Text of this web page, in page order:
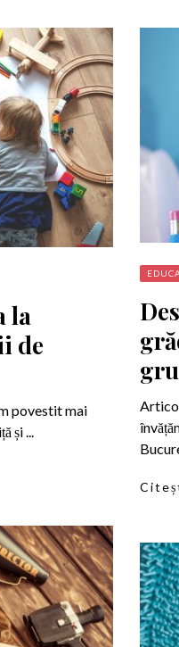
la
de
povestit mai
și ...